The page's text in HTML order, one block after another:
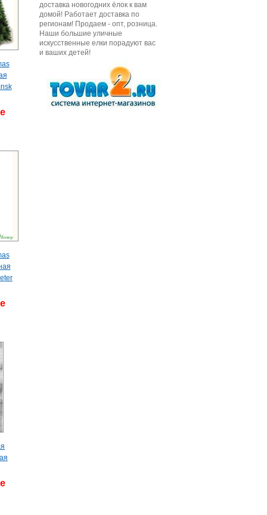
доставка новогодних ёлок к вам
домой! Работает доставка по
регионам! Продаем - опт, розница.
Наши большие уличные
искусственные елки порадуют вас
и ваших детей!